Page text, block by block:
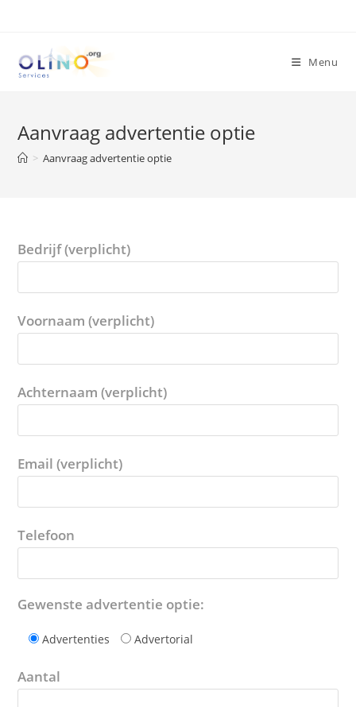
Menu
Aanvraag advertentie optie
> Aanvraag advertentie optie
Bedrijf (verplicht)
Voornaam (verplicht)
Achternaam (verplicht)
Email (verplicht)
Telefoon
Gewenste advertentie optie:
Advertenties Advertorial
Aantal